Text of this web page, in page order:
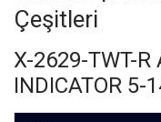
Çeşitleri
X-2629-TWT-R
INDICATOR 5-